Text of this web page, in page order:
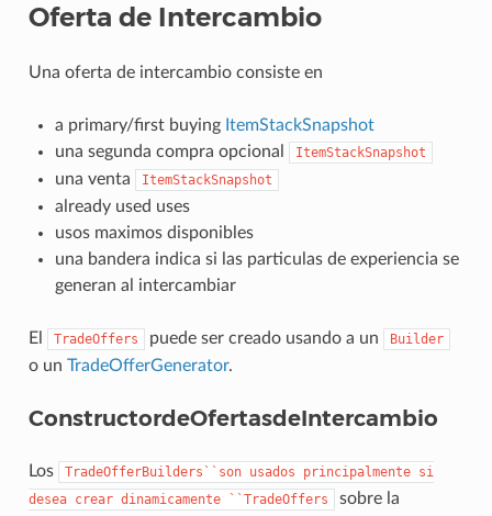
Oferta de Intercambio
Una oferta de intercambio consiste en
a primary/first buying ItemStackSnapshot
una segunda compra opcional
ItemStackSnapshot
una venta ItemStackSnapshot
already used uses
usos maximos disponibles
una bandera indica si las particulas de experiencia se
generan al intercambiar
El TradeOffers puede ser creado usando a un Builder
o un TradeOfferGenerator.
ConstructordeOfertasdeIntercambio
Los TradeOfferBuilders``son usados principalmente si
desea crear dinamicamente ``TradeOffers
sobre la